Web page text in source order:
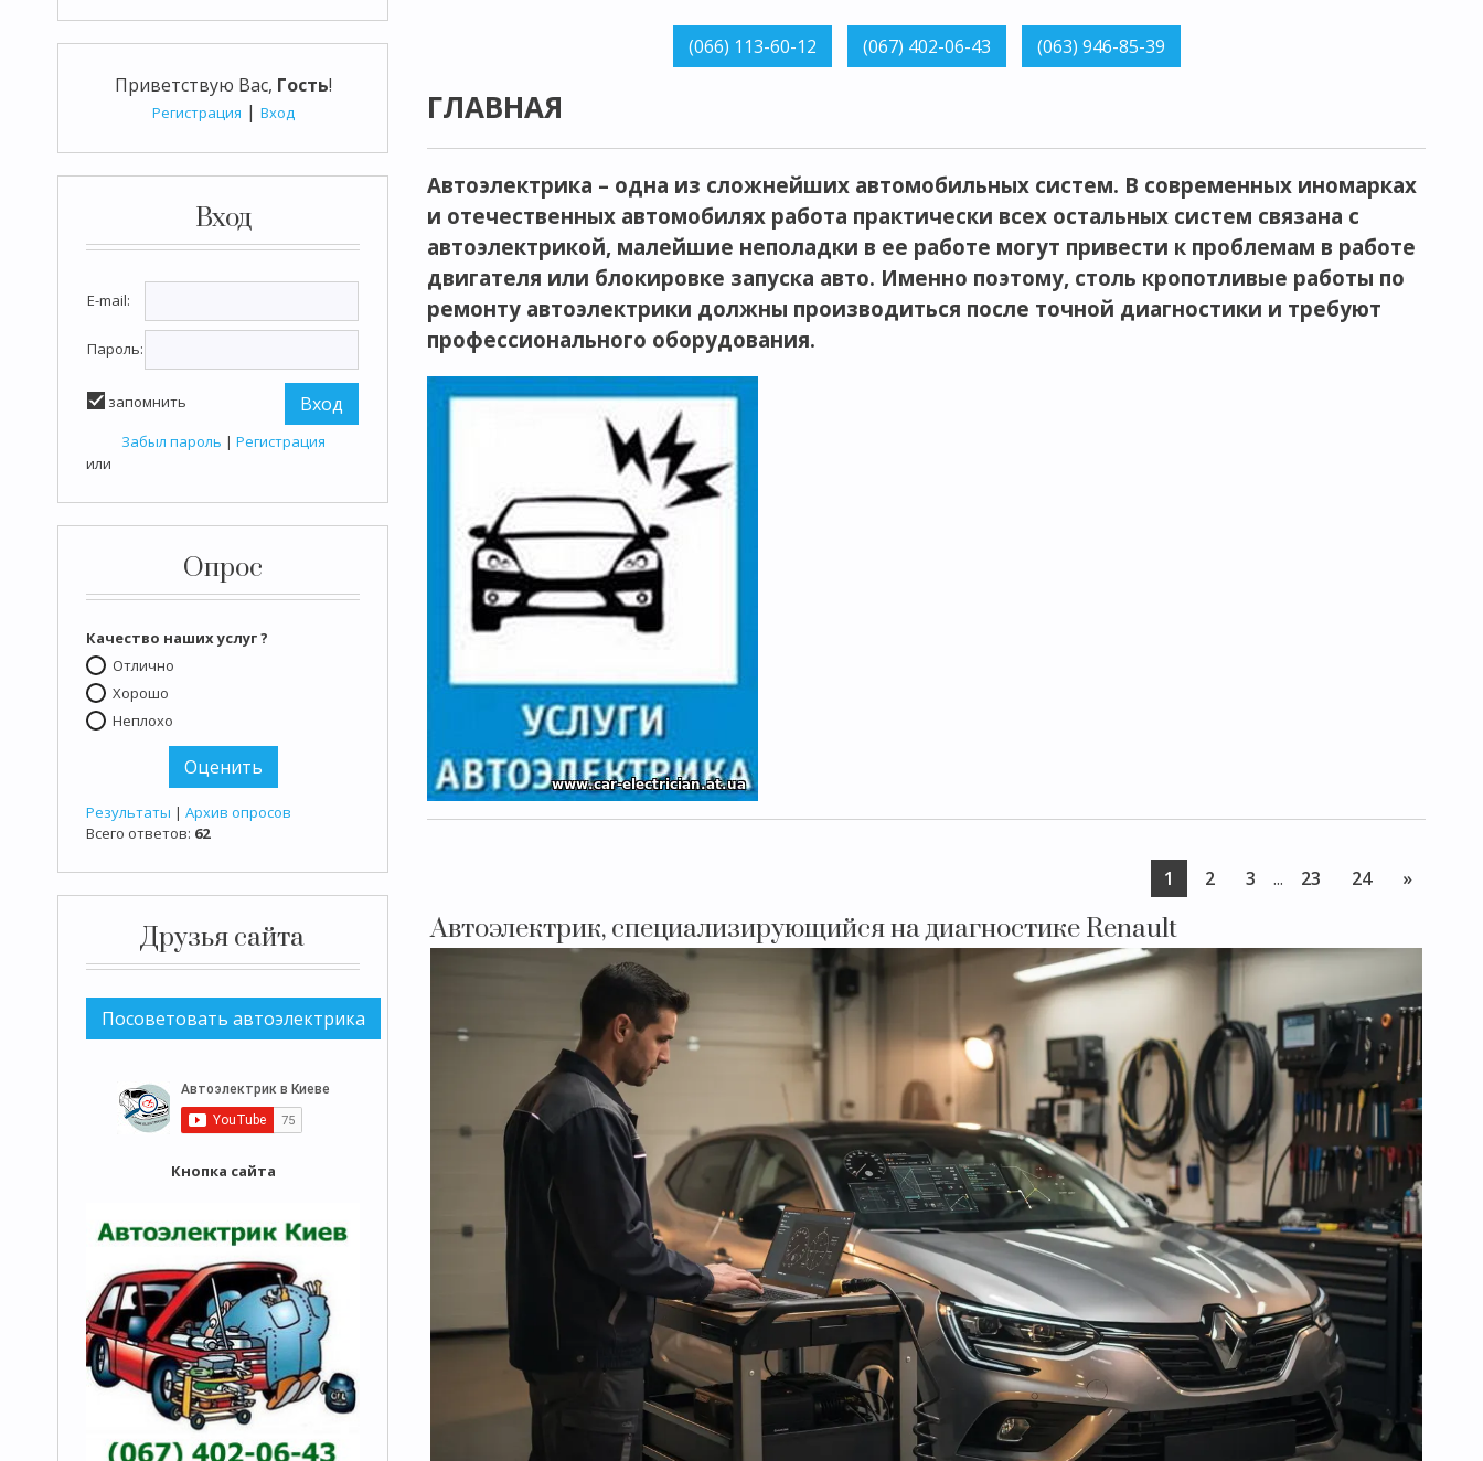
Приветствую Вас, Гость!
Регистрация | Вход
Вход
E-mail:
Пароль:
запомнить
Забыл пароль | Регистрация
или
Опрос
Качество наших услуг ?
Отлично
Хорошо
Неплохо
Результаты | Архив опросов
Всего ответов: 62
Друзья сайта
Кнопка сайта
ГЛАВНАЯ
Автоэлектрика – одна из сложнейших автомобильных систем. В современных иномарках
и отечественных автомобилях работа практически всех остальных систем связана с
автоэлектрикой, малейшие неполадки в ее работе могут привести к проблемам в работе
двигателя или блокировке запуска авто. Именно поэтому, столь кропотливые работы по
ремонту автоэлектрики должны производиться после точной диагностики и требуют
профессионального оборудования.
1 2 3 ... 23 24 »
Автоэлектрик, специализирующийся на диагностике Renault